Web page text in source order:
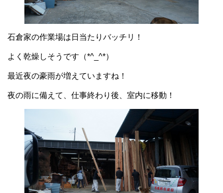
石倉家の作業場は日当たりバッチリ！
よく乾燥しそうです（*^_^*）
最近夜の豪雨が増えていますね！
夜の雨に備えて、仕事終わり後、室内に移動！